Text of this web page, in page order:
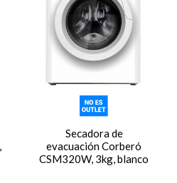
Secadora de
evacuación Corberó
CSM320W, 3kg, blanco